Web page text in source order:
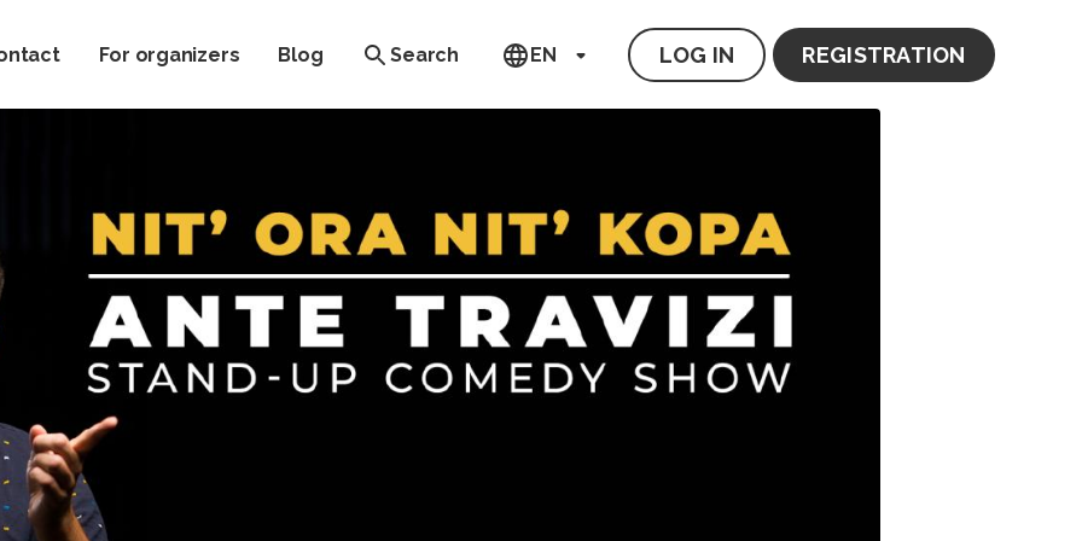
For organizers Blog Search EN LOG IN REGISTRATION